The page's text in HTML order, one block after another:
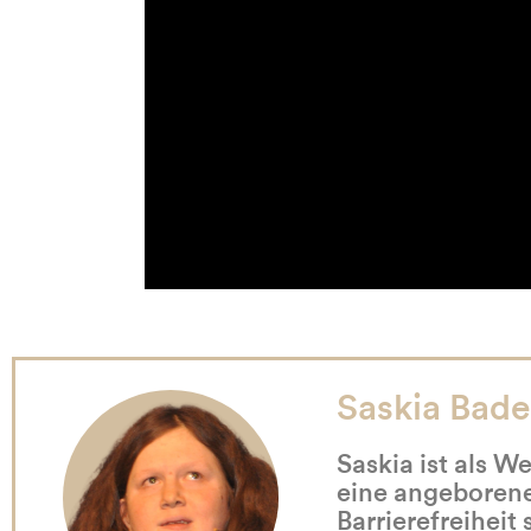
Um das Video zu sehen,
Saskia
Saskia ist als
eine
Barrierefreiheit